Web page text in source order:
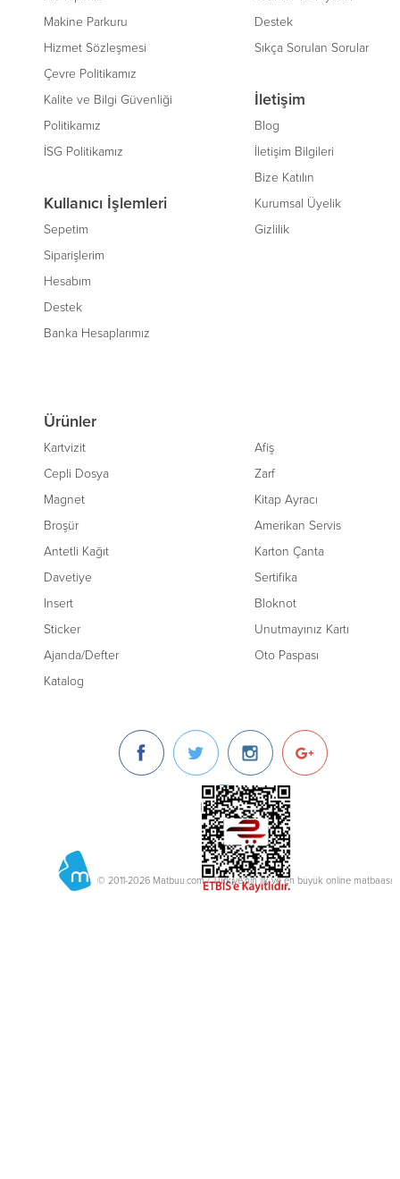
Makine Parkuru
Hizmet Sözleşmesi
Çevre Politikamız
Kalite ve Bilgi Güvenliği
Politikamız
İSG Politikamız
Kullanıcı İşlemleri
Sepetim
Siparişlerim
Hesabım
Destek
Banka Hesaplarımız
Destek
Sıkça Sorulan Sorular
İletişim
Blog
İletişim Bilgileri
Bize Katılın
Kurumsal Üyelik
Gizlilik
Ürünler
Kartvizit
Cepli Dosya
Magnet
Broşür
Antetli Kağıt
Davetiye
Insert
Sticker
Ajanda/Defter
Katalog
Afiş
Zarf
Kitap Ayracı
Amerikan Servis
Karton Çanta
Sertifika
Bloknot
Unutmayınız Kartı
Oto Paspası
© 2011-2026 Matbuu.com / Türkiye'nin ilk ve en büyük online matbaası